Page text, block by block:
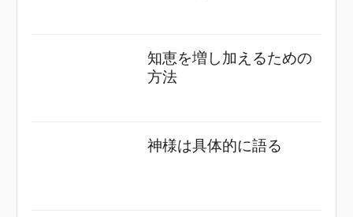
知恵を増し加えるための
方法
神様は具体的に語る